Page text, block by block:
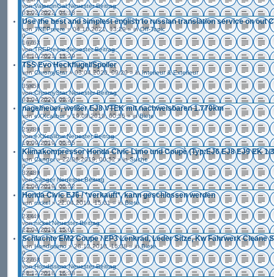
vonValentinGal Neuester Beitrag
03.02.2022, 04:18
Use the best and simplest english to russian translation service on out
vonTREPreere» 04.10.2021, 13:29 » inOff-Topic
0
16763
vonTREPreere Neuester Beitrag
04.10.2021, 13:29
TSS Evo Heckflügel/Spoiler
vonChromyStar» 03.04.2020, 09:20 » in Interieur & Exterieur
0
35858
vonChromyStar Neuester Beitrag
03.04.2020, 09:20
nagelneuer, weißer EJ8 VTEK mit nachweisbaren 1.770km
voneXXcalibur» 19.09.2019, 00:55 » inBiete
0
25789
voneXXcalibur Neuester Beitrag
19.09.2019, 00:55
Klimakompressor Honda Civic Limo und Coupè (Typ:EJ6 EJ8 EJ9 EK 1/
vonCanger» 22.06.2019, 00:52 » inSuche
0
32489
vonCanger Neuester Beitrag
22.06.2019, 00:52
Honda Civic EJ6 / *verkauft*, kann geschlossen werden
vonnickel » 22.04.2019, 15:01 » inBiete
0
23349
vonnickel Neuester Beitrag
22.04.2019, 15:01
Schlachte EM2 Coupe / EP3 Lenkrad, Leder Sitze, Kw Fahrwerk Cleane
vonHondissimo » 28.12.2018, 16:38 » inBiete
0
22768
vonHondissimo Neuester Beitrag
28.12.2018, 16:38